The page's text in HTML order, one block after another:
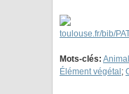
Mots-clés: Animal
Élément végétal ;